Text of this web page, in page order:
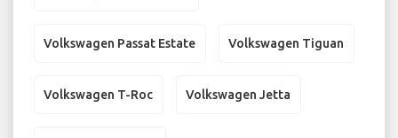
Volkswagen Passat Estate Volkswagen Tiguan
Volkswagen T-Roc Volkswagen Jetta